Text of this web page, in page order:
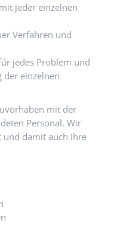
jeder einzelnen
Verfahren und
jedes Problem und
der einzelnen
mit der
Personal. Wir
und damit auch Ihre